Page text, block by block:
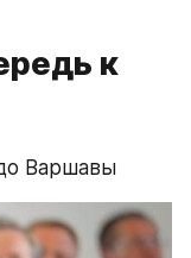
к
Варшавы